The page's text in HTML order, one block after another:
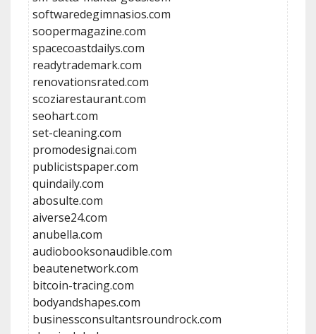
softwaredegimnasios.com
soopermagazine.com
spacecoastdailys.com
readytrademark.com
renovationsrated.com
scoziarestaurant.com
seohart.com
set-cleaning.com
promodesignai.com
publicistspaper.com
quindaily.com
abosulte.com
aiverse24.com
anubella.com
audiobooksonaudible.com
beautenetwork.com
bitcoin-tracing.com
bodyandshapes.com
businessconsultantsroundrock.com